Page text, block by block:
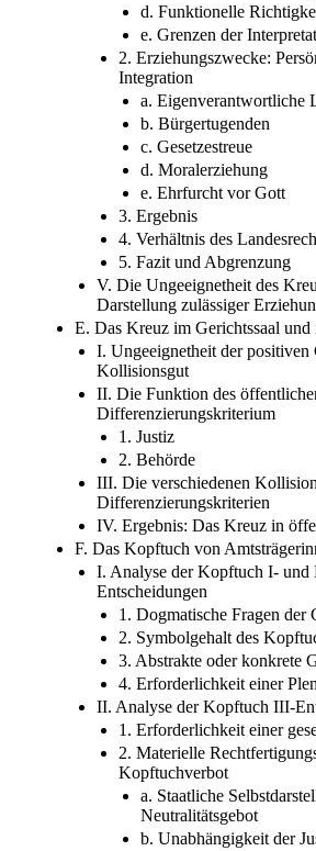
d. Funktionelle
e. Grenzen der
2. Erziehungszwecke:
Integration
a. Eigenverantwortliche
b. Bürgertugenden
c. Gesetzestreue
d. Moralerziehung
e. Ehrfurcht vor Gott
3. Ergebnis
4. Verhältnis des
5. Fazit und Abgrenzung
V. Die Ungeeignetheit des
Darstellung zulässiger
E. Das Kreuz im Gerichtssaal und
I. Ungeeignetheit der positiven
Kollisionsgut
II. Die Funktion des
Differenzierungskriterium
1. Justiz
2. Behörde
III. Die verschiedenen
Differenzierungskriterien
IV. Ergebnis: Das Kreuz in
F. Das Kopftuch von
I. Analyse der Kopftuch I-
Entscheidungen
1. Dogmatische Fragen der
2. Symbolgehalt des
3. Abstrakte oder konkrete
4. Erforderlichkeit einer
II. Analyse der Kopftuch III-
1. Erforderlichkeit einer
2. Materielle
Kopftuchverbot
a. Staatliche
Neutralitätsgebot
b. Unabhängigkeit der